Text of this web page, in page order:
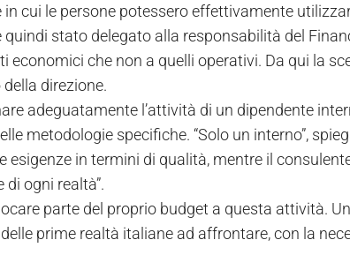
cui le persone potessero effettivamente
stato delegato alla responsabilità del
che non a quelli operativi. Da qui la
direzione.
adeguatamente l’attività di un dipendente
metodologie specifiche. “Solo un interno”,
esigenze in termini di qualità, mentre il
ogni realtà”.
parte del proprio budget a questa attività.
prime realtà italiane ad affrontare, con la